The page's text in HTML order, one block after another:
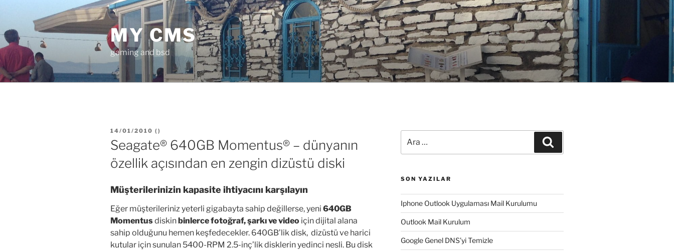
MY CMS
gaming and bsd
YAYIM
TARIHI
14/01/2010 ( )
Seagate® 640GB Momentus® – dünyanın
özellik açısından en zengin dizüstü diski
Müşterilerinizin kapasite ihtiyacını karşılayın
Eğer müşterileriniz yeterli gigabayta sahip değillerse, yeni 640GB
Momentusdiskinbinlerce fotoğraf, şarkı ve video için dijital alana
sahip olduğunu hemen keşfedecekler. 640GB’lik disk, dizüstü ve harici
kutular için sunulan 5400-RPM 2.5-inç’lik disklerin yedinci nesli. Bu disk
SON YAZILAR
Iphone Outlook Uygulaması Mail Kurulumu
Outlook Mail Kurulum
Google Genel DNS’yi Temizle